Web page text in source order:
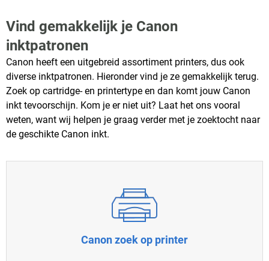
Vind gemakkelijk je Canon
inktpatronen
Canon heeft een uitgebreid assortiment printers, dus ook
diverse inktpatronen. Hieronder vind je ze gemakkelijk terug.
Zoek op cartridge- en printertype en dan komt jouw Canon
inkt tevoorschijn. Kom je er niet uit? Laat het ons vooral
weten, want wij helpen je graag verder met je zoektocht naar
de geschikte Canon inkt.
Canon zoek op printer